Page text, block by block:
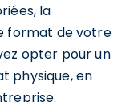
la
format de votre
opter pour un
physique, en